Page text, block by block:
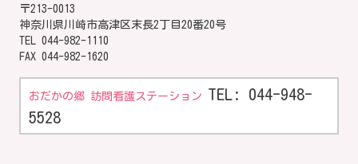
〒213-0013
神奈川県川崎市高津区末長2丁目20番20号
TEL 044-982-1110
FAX 044-982-1620
おだかの郷 訪問看護ステーション TEL: 044-948-
5528